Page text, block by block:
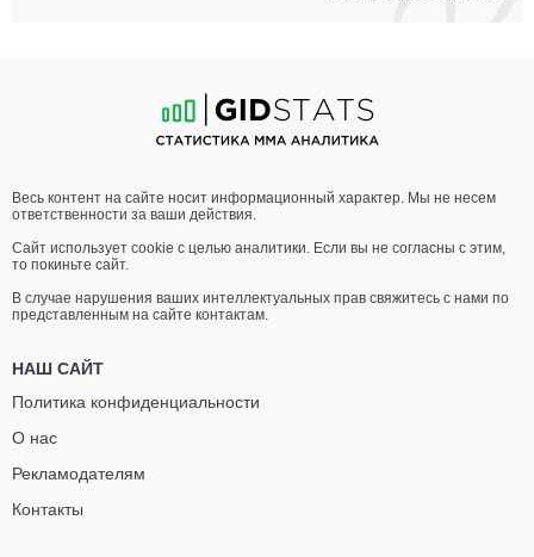
Весь контент на сайте носит информационный характер. Мы не несем
ответственности за ваши действия.
Сайт использует cookie с целью аналитики. Если вы не согласны с этим,
то покиньте сайт.
В случае нарушения ваших интеллектуальных прав свяжитесь с нами по
представленным на сайте контактам.
НАШ САЙТ
Политика конфиденциальности
О нас
Рекламодателям
Контакты